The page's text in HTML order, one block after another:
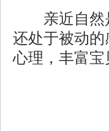
亲近自然是
还处于被动
心理，丰富宝